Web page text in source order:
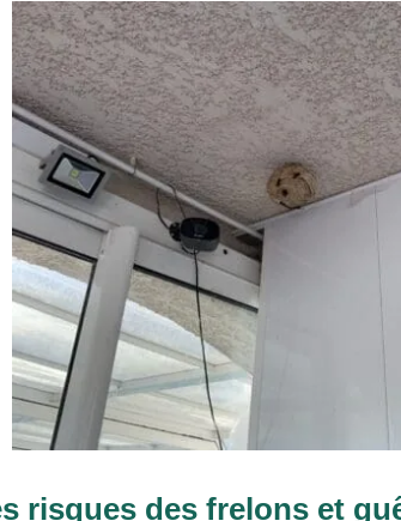
risques des frelons et